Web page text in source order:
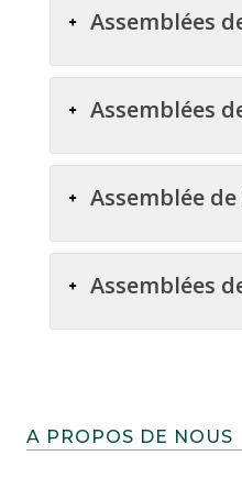
Assemblées
Assemblées
Assemblée de
Assemblées
A PROPOS DE NOUS